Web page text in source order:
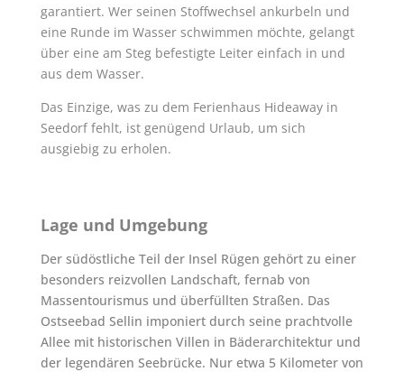
garantiert. Wer seinen Stoffwechsel ankurbeln und
eine Runde im Wasser schwimmen möchte, gelangt
über eine am Steg befestigte Leiter einfach in und
aus dem Wasser.
Das Einzige, was zu dem Ferienhaus Hideaway in
Seedorf fehlt, ist genügend Urlaub, um sich
ausgiebig zu erholen.
Lage und Umgebung
Der südöstliche Teil der Insel Rügen gehört zu einer
besonders reizvollen Landschaft, fernab von
Massentourismus und überfüllten Straßen. Das
Ostseebad Sellin imponiert durch seine prachtvolle
Allee mit historischen Villen in Bäderarchitektur und
der legendären Seebrücke. Nur etwa 5 Kilometer von